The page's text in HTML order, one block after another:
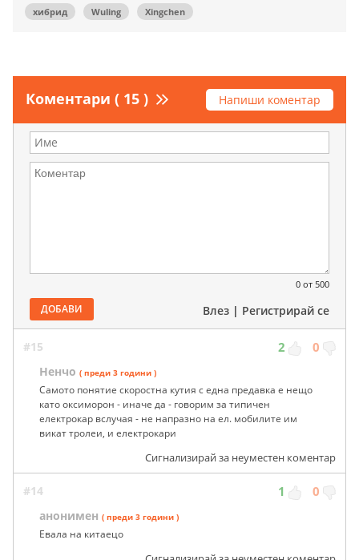
хибрид
Wuling Xingchen
Коментари ( 15 ) Напиши коментар
0 от 500
ДОБАВИ Влез | Регистрирай се
#15 2 0
Ненчо ( преди 3 години )
Самото понятие скоростна кутия с една предавка е нещо
като оксиморон - иначе да - говорим за типичен
електрокар вслучая - не напразно на ел. мобилите им
викат тролеи, и електрокари
Сигнализирай за неуместен коментар
#14 1 0
анонимен ( преди 3 години )
Евала на китаецо